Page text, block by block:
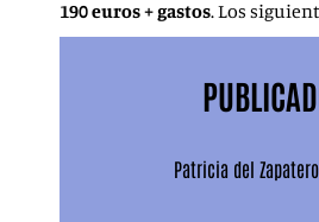
190 euros + gastos. Los
Patricia del Zapatero